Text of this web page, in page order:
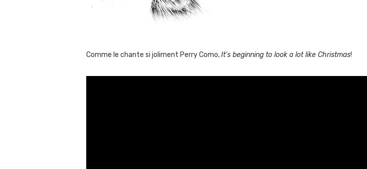
Comme le chante si joliment Perry Como,It's beginning to look a lot like Christmas!